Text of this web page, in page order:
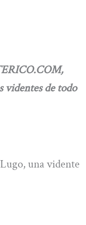
videntes de todo
una vidente